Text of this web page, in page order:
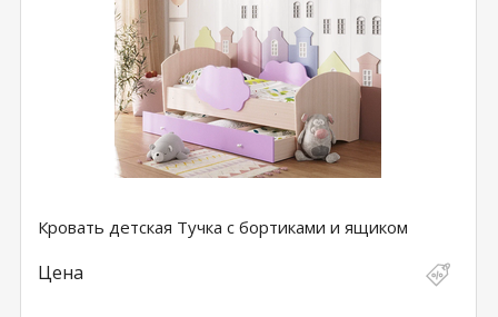
Кровать детская Тучка с бортиками и ящиком
Цена